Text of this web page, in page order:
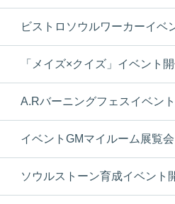
ビストロソウルワーカーイベ
「メイズ×クイズ」イベント
A.Rバーニングフェスイベン
イベントGMマイルーム展覧
ソウルストーン育成イベント